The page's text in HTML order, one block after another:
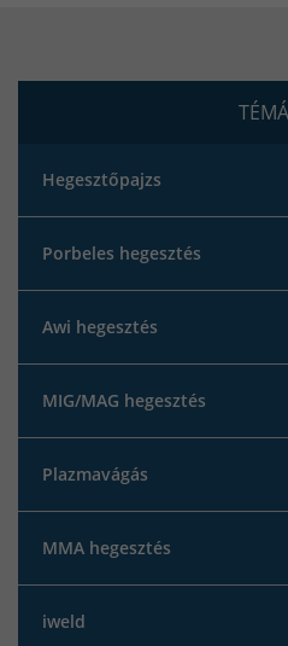
Hegesztőpajzs
Porbeles hegesztés
Awi hegesztés
MIG/MAG hegesztés
Plazmavágás
MMA hegesztés
iweld